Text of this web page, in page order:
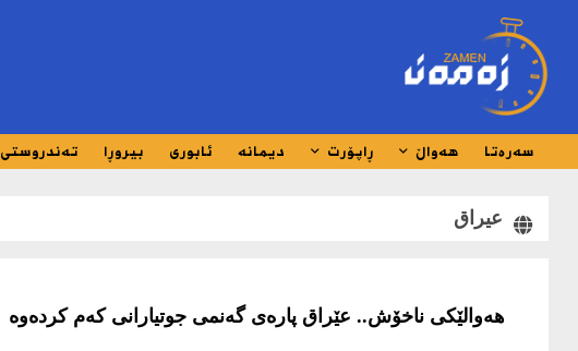
سەرەتا هەواڵ ڕاپۆرت دیمانە ئابوری بیروڕا تەندروستی
عیراق
هەوالێکی ناخۆش.. عێراق پارەی گەنمی جوتیارانی کەم کردەوە